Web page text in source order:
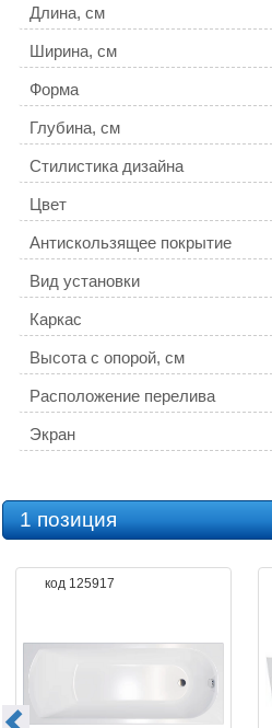
Длина, см
Ширина, см
Форма
Глубина, см
Стилистика дизайна
Цвет
Антискользящее покрытие
Вид установки
Каркас
Высота с опорой, см
Расположение перелива
Экран
Толщина листа, см
Ориентация
Система гидромассажа
Подголовники для ванн
1 позиция
код 125917